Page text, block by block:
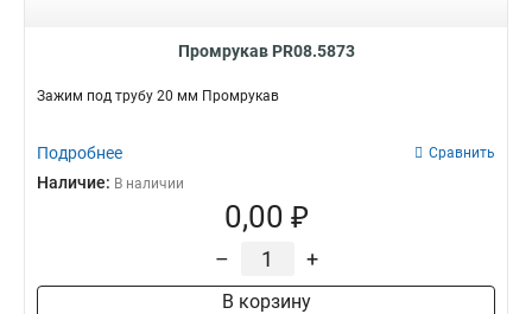
Промрукав PR08.5873
Зажим под трубу 20 мм Промрукав
Подробнее Сравнить
Наличие: В наличии
0,00 ₽
– +
В корзину